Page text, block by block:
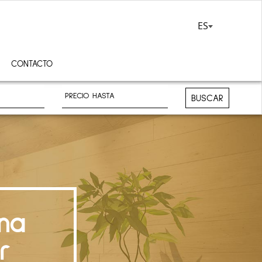
ES
CONTACTO
BUSCAR